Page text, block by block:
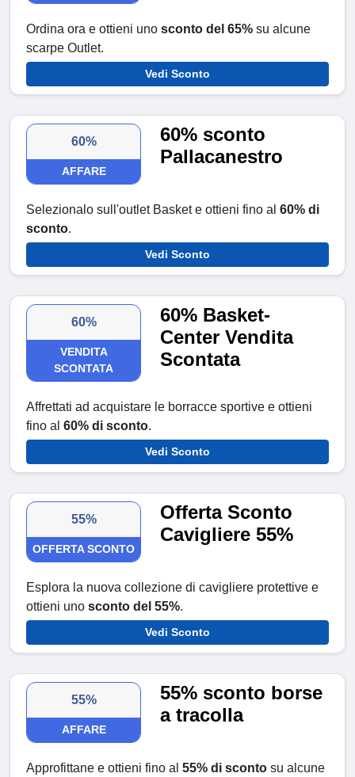
Ordina ora e ottieni uno sconto del 65% su alcune
scarpe Outlet.
Vedi Sconto
60%
AFFARE
60% sconto
Pallacanestro
Selezionalo sull'outlet Basket e ottieni fino al 60% di
sconto.
Vedi Sconto
60%
VENDITA
SCONTATA
60% Basket-
Center Vendita
Scontata
Affrettati ad acquistare le borracce sportive e ottieni
fino al 60% di sconto.
Vedi Sconto
55%
OFFERTA SCONTO
Offerta Sconto
Cavigliere 55%
Esplora la nuova collezione di cavigliere protettive e
ottieni uno sconto del 55%.
Vedi Sconto
55%
AFFARE
55% sconto borse
a tracolla
Approfittane e ottieni fino al 55% di sconto su alcune